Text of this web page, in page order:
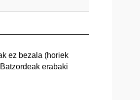
ez bezala (horiek
erabaki